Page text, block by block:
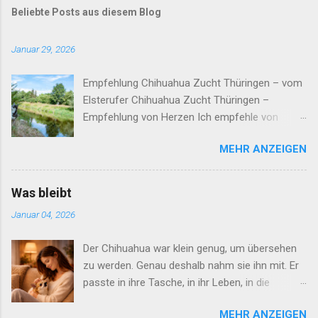
Beliebte Posts aus diesem Blog
Januar 29, 2026
Empfehlung Chihuahua Zucht Thüringen – vom
Elsterufer Chihuahua Zucht Thüringen –
Empfehlung von Herzen Ich empfehle von
eine liebevolle und verantwortungsvolle
Chihuahua Zucht in Gera. Die Welpen wachsen
kontaktieren Liebevolle Aufzucht & sanfte
Sozialisierung Die Zucht „vom Elsterufer“ legt
größten Wert darauf, dass jeder Welpe
MEHR ANZEIGEN
Was bleibt
Januar 04, 2026
Der Chihuahua war klein genug, um übersehen
zu werden. Genau deshalb nahm sie ihn mit. Er
passte in ihre Tasche, in ihr Leben, in die
MEHR ANZEIGEN